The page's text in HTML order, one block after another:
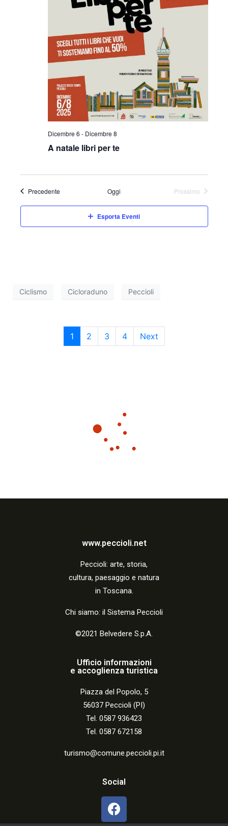
Dicembre 6 - Dicembre 8
A natale libri per te
PrecedenteEventi Oggi
Prossimo
Esporta Eventi
Ciclismo Cicloraduno Peccioli
1 2 3 4 Next
www.peccioli.net
Peccioli: arte, storia,
cultura, paesaggio e natura
in Toscana.
Chi siamo: il Sistema Peccioli
©2021 Belvedere S.p.A.
Ufficio informazioni
e accoglienza turistica
Piazza del Popolo, 5
56037 Peccioli (PI)
Tel. 0587 936423
Tel. 0587 672158
turismo@comune.peccioli.pi.it
Social